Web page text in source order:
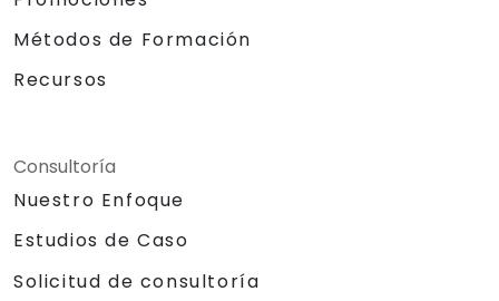
Métodos de Formación
Recursos
Consultoría
Nuestro Enfoque
Estudios de Caso
Solicitud de consultoría